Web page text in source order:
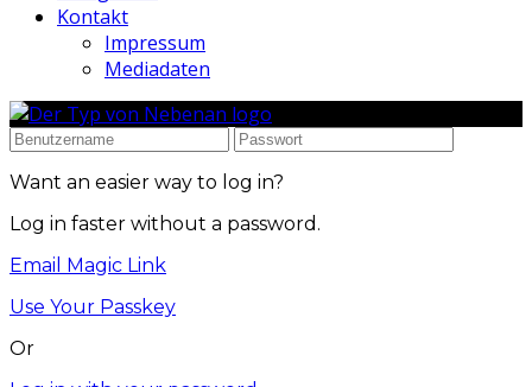
Kontakt
Impressum
Mediadaten
Want an easier way to log in?
Log in faster without a password.
Email Magic Link
Use Your Passkey
Or